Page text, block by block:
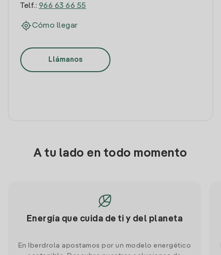
Telf.: 966 63 66 55
Cómo llegar
Llámanos
A tu lado en todo momento
Energía que cuida de ti y del planeta
En Iberdrola apostamos por un modelo energético